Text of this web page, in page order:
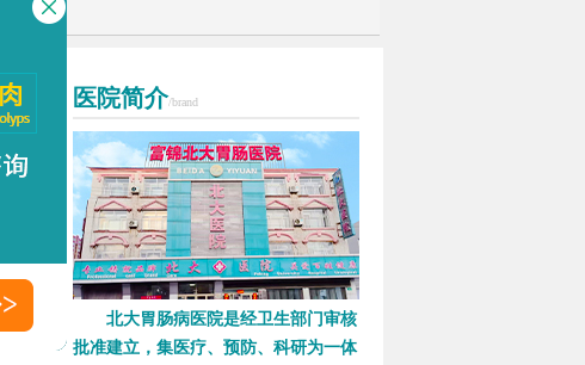
医院简介/brand
北大胃肠病医院是经卫生部门审核
批准建立，集医疗、预防、科研为一体